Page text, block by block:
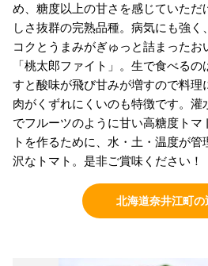
め、糖度以上の甘さを感じていただ
しさ抜群の完熟品種。病気にも強く
コクとうまみがぎゅっと詰まった
「桃太郎ファイト」。生で食べる
すと酸味が飛び甘みが増すので料理
肉がくずれにくいのも特徴です。灌
でフルーツのように甘い高糖度トマ
トを作るために、水・土・温度が
沢なトマト。是非ご賞味ください！
北海道奈井江町の